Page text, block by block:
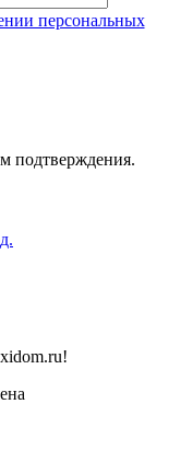
персональных
подтверждения.